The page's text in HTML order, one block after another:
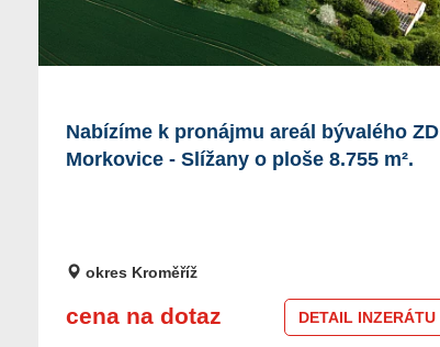
Nabízíme k pronájmu areál bývalého ZD
Morkovice - Slížany o ploše 8.755 m².
okres Kroměříž
cena na dotaz DETAIL INZERÁTU